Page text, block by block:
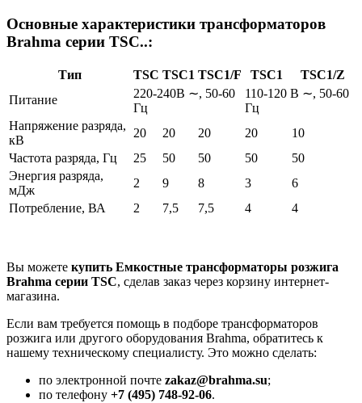
Основные характеристики трансформаторов
Brahma серии TSC..:
Тип TSC TSC1 TSC1/F TSC1
TSC1/Z
Питание
220-240В ∼, 50-60
Гц
110-120 В ∼, 50-60
Гц
Напряжение разряда,
кВ
20 20 20 20
10
Частота разряда, Гц
25 50 50 50
50
Энергия разряда,
мДж
2 9 8 3
6
Потребление, ВА
2 7,5 7,5 4 4
Вы можете купить Емкостные трансформаторы розжига
Brahma серии TSC, сделав заказ через корзину интернет-
магазина.
Если вам требуется помощь в подборе трансформаторов
розжига или другого оборудования Brahma, обратитесь к
нашему техническому специалисту. Это можно сделать:
по электронной почте zakaz@brahma.su;
по телефону +7 (495) 748-92-06.